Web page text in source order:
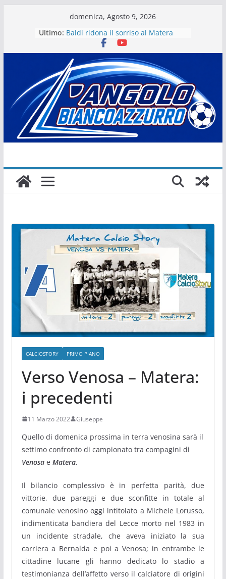
domenica, Agosto 9, 2026
Ultimo: Baldi ridona il sorriso al Matera
La stagione del Matera 1933 al via
tra i fuochi d’artificio
Il Matera 1933 al lavoro per un
grande futuro. Video intervista col
presidente Michele Motta
Il Bue rinasce. E Matera sogna
Matera – Palmese “nulla” di fatto
CALCIOSTORY PRIMO PIANO
Verso Venosa – Matera:
i precedenti
11 Marzo 2022 Giuseppe
Quello di domenica prossima in terra venosina sarà il
settimo confronto di campionato tra compagini di
Venosae Matera.
Il bilancio complessivo è in perfetta parità, due
vittorie, due pareggi e due sconfitte in totale al
comunale venosino oggi intitolato a Michele Lorusso,
indimenticata bandiera del Lecce morto nel 1983 in
un incidente stradale, che aveva iniziato la sua
carriera a Bernalda e poi a Venosa; in entrambe le
cittadine lucane gli hanno dedicato lo stadio a
testimonianza dell’affetto verso il calciatore di origini